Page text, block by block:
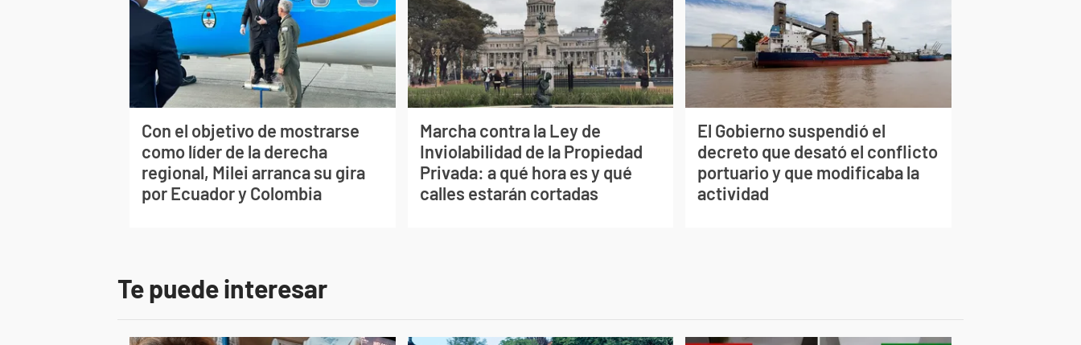
Con el objetivo de mostrarse
como líder de la derecha
regional, Milei arranca su gira
por Ecuador y Colombia
Marcha contra la Ley de
Inviolabilidad de la Propiedad
Privada: a qué hora es y qué
calles estarán cortadas
El Gobierno suspendió el
decreto que desató el conflicto
portuario y que modificaba la
actividad
Te puede interesar